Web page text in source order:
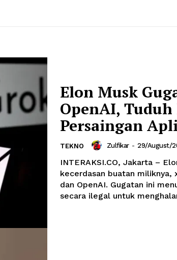
Elon Musk
OpenAI,
Persaingan
TEKNO Zulfikar - 29/August/
INTERAKSI.CO, Jakarta –
kecerdasan buatan
dan OpenAI. Gugatan ini
secara ilegal untuk